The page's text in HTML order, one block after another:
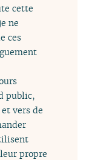
cette
ne
ces
public,
vers de
propre